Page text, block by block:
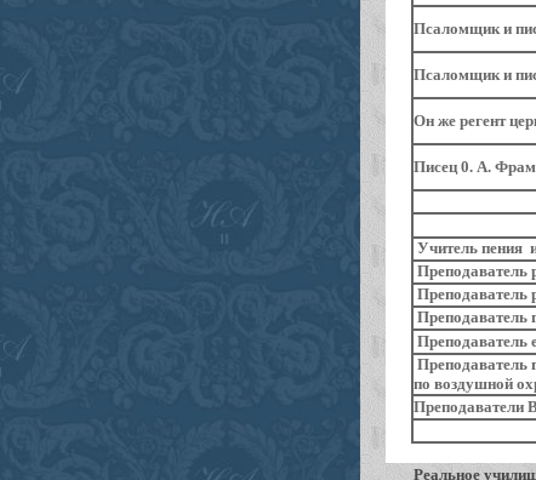
Псаломщик и
Псаломщик и
Он же регент
Писец 0. А.
Учитель пения
Преподаватель
Преподаватель
Преподаватель
Преподаватель
Преподаватель
по воздушной
Преподаватели
Реальное